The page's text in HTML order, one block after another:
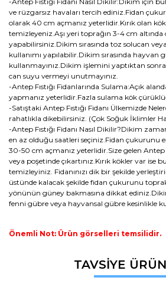
ve rüzgarsız havaları tercih ediniz.Fidan
olarak 40 cm açmanız yeterlidir.Kırık olan
temizleyeniz.Aşı yeri toprağın 3-4 cm altında
yapabilirsiniz.Dikim sırasında toz solucan
kullanımı yapılabilir.Dikim sırasında hayvan
kullanmayınız.Dikim işlemini yaptıktan
can suyu vermeyi unutmayınız.
-Antep Fıstığı Fidanlarında Sulama:Açık
yapmanız yeterlidir.Fazla sulama kök
-Satıştaki Antep Fıstığı Fidanı Ülkemizde
rahatlıkla dikebilirsiniz. (Çok Soğuk İklimler
-Antep Fıstığı Fidanı Nasıl Dikilir?Dikim
en az olduğu saatleri seçiniz.Fidan çukurunu
30-50 cm açmanız yeterlidir.Size gelen Antep
veya poşetinde çıkartınız.Kırık kökler var ise
temizleyiniz. Fidanınızı dik bir şekilde
üstünde kalacak şekilde fidan çukurunu
yönünün güney bakmasına dikkat
fenni gübre veya hayvansal gübre kesinlikle
Önemli Not: Ürün görselleri temsilidir.
Bu ürüne ilk yorumu siz
Bu ürünün fiyat bilgisi, resim, ürün
konularda yetersiz gördüğünüz
TAVSİYE